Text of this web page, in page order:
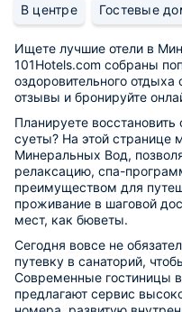
В центре Гостевые
Ищете лучшие отели в
101Hotels.com собраны
оздоровительного
отзывы и бронируйте
Планируете
суеты? На этой странице
Минеральных Вод,
релаксацию, спа-
преимуществом для
проживание в шаговой
мест, как бюветы.
Сегодня вовсе не
путевку в санаторий,
Современные гостиницы
предлагают сервис